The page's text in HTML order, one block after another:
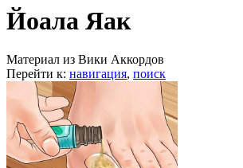
Йоала Яак
Материал из Вики Аккордов
Перейти к: навигация, поиск